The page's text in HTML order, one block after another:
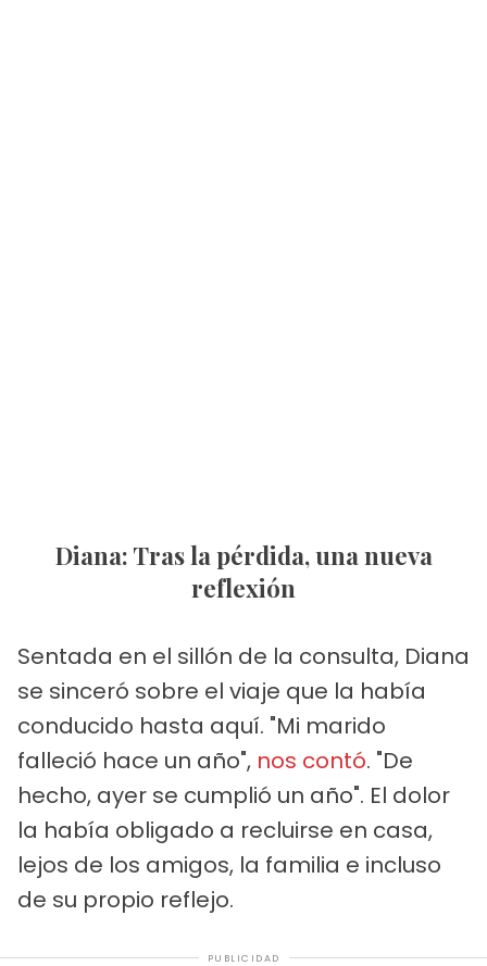
Diana: Tras la pérdida, una nueva
reflexión
Sentada en el sillón de la consulta, Diana
se sinceró sobre el viaje que la había
conducido hasta aquí. "Mi marido
falleció hace un año", nos contó. "De
hecho, ayer se cumplió un año". El dolor
la había obligado a recluirse en casa,
lejos de los amigos, la familia e incluso
de su propio reflejo.
PUBLICIDAD